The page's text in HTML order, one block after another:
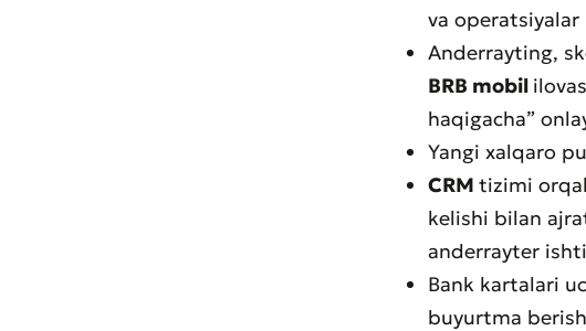
va operatsiyalar
Anderrayting,
BRB mobil
haqigacha”
Yangi xalqaro
CRM tizimi
kelishi bilan
anderrayter
Bank kartalari
buyurtma